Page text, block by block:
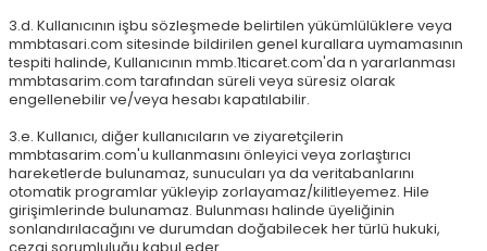
3.d. Kullanıcının işbu sözleşmede belirtilen yükümlülüklere veya
mmbtasari.com sitesinde bildirilen genel kurallara uymamasının
tespiti halinde, Kullanıcının mmb.1ticaret.com'da n yararlanması
mmbtasarim.com tarafından süreli veya süresiz olarak
engellenebilir ve/veya hesabı kapatılabilir.
3.e. Kullanıcı, diğer kullanıcıların ve ziyaretçilerin
mmbtasarim.com'u kullanmasını önleyici veya zorlaştırıcı
hareketlerde bulunamaz, sunucuları ya da veritabanlarını
otomatik programlar yükleyip zorlayamaz/kilitleyemez. Hile
girişimlerinde bulunamaz. Bulunması halinde üyeliğinin
sonlandırılacağını ve durumdan doğabilecek her türlü hukuki,